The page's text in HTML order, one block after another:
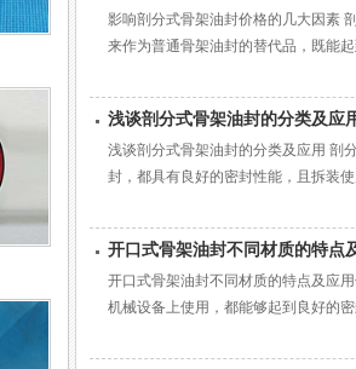
影响剖分式骨架油封价格的几大因素
来作为普通骨架油封的替代品，既能
浅谈剖分式骨架油封的分类及应
浅谈剖分式骨架油封的分类及应用 剖
封，都具有良好的密封性能，且拆装
开口式骨架油封不同材质的特点
开口式骨架油封不同材质的特点及应
机械设备上使用，都能够起到良好的